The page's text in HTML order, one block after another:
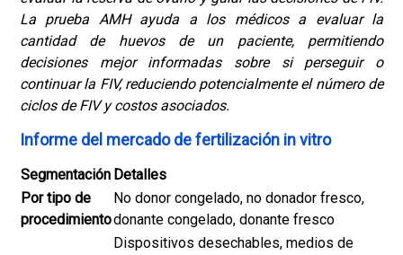
La prueba AMH ayuda a los médicos a evaluar la
cantidad de huevos de un paciente, permitiendo
decisiones mejor informadas sobre si perseguir o
continuar la FIV, reduciendo potencialmente el número de
ciclos de FIV y costos asociados.
Informe del mercado de fertilización in vitro
Segmentación Detalles
Por tipo de
procedimiento
No donor congelado, no donador fresco,
donante congelado, donante fresco
Dispositivos desechables, medios de